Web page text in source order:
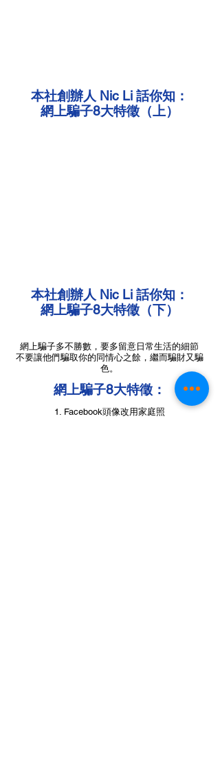
​本社創辦人 Nic Li 話你知：
網上騙子8大特徵（上）
​本社創辦人 Nic Li 話你知：
網上騙子8大特徵（下）
網上騙子多不勝數，要多留意日常生活的細節
不要讓他們騙取你的同情心之餘，繼而騙財又騙
色。
網上騙子8大特徵：
1. Facebook頭像改用家庭照